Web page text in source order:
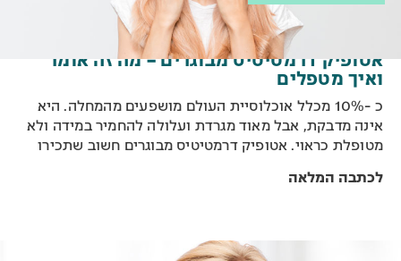
אטופיק דרמטיטיס מבוגרים – מה זה אומר
ואיך מטפלים
כ -10% מכלל אוכלוסיית העולם מושפעים מהמחלה. היא
אינה מדבקת, אבל מאוד מגרדת ועלולה להחמיר במידה ולא
מטופלת כראוי. אטופיק דרמטיטיס מבוגרים חשוב שתכירו
לכתבה המלאה